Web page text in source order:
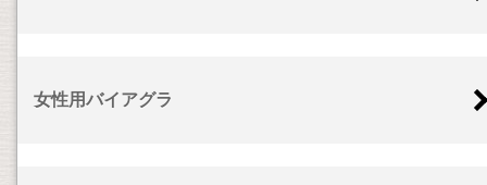
女性用バイアグラ